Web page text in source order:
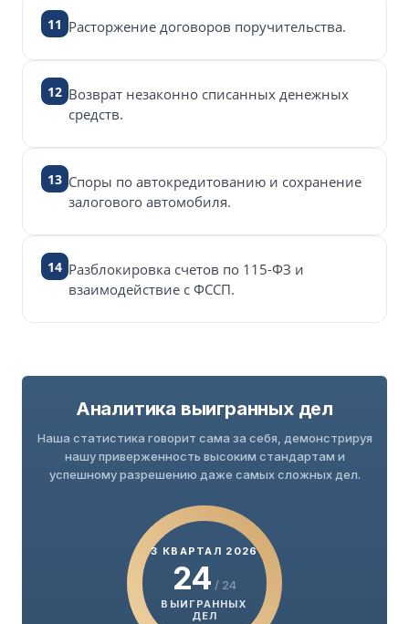
11 Расторжение договоров поручительства.
12 Возврат незаконно списанных денежных
средств.
13 Споры по автокредитованию и сохранение
залогового автомобиля.
14 Разблокировка счетов по 115-ФЗ и
взаимодействие с ФССП.
Аналитика выигранных дел
Наша статистика говорит сама за себя, демонстрируя
нашу приверженность высоким стандартам и
успешному разрешению даже самых сложных дел.
3 КВАРТАЛ 2026
24 / 24
ВЫИГРАННЫХ
ДЕЛ